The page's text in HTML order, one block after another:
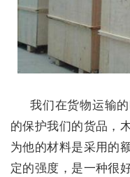
我们在货物运输
的保护我们的货品，
为他的材料是采用的
定的强度，是一种很